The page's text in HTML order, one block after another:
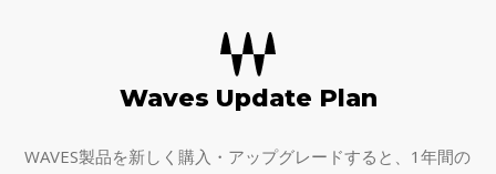
Waves Update Plan
WAVES製品を新しく購入・アップグレードすると、1年間の